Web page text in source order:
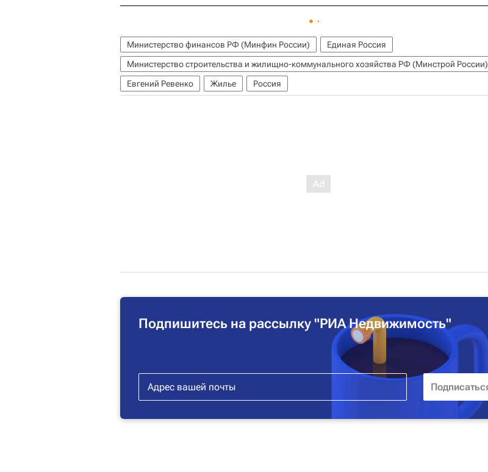
Министерство финансов РФ (Минфин России)
Единая Россия
Министерство строительства и жилищно-коммунального хозяйства РФ (Минстрой России)
Евгений Ревенко
Жилье Россия
Подпишитесь на рассылку "РИА Недвижимость"